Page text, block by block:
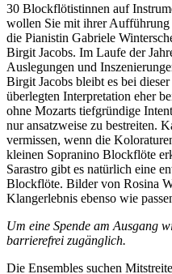
30 Blockflötistinnen auf
wollen Sie mit ihrer Aufführung
die Pianistin Gabriele
Birgit Jacobs. Im Laufe der
Auslegungen und
Birgit Jacobs bleibt es bei
überlegten Interpretation eher
ohne Mozarts tiefgründige
nur ansatzweise zu bestreiten.
vermissen, wenn die
kleinen Sopranino Blockflöte
Sarastro gibt es natürlich eine
Blockflöte. Bilder von Rosina
Klangerlebnis ebenso wie
Um eine Spende am Ausgang
barrierefrei zugänglich.
Die Ensembles suchen